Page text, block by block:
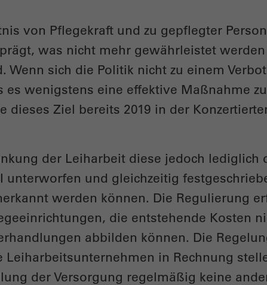
von Pflegekraft und zu gepflegter
was nicht mehr gewährleistet
sich die Politik nicht zu einem
wenigstens eine effektive Maßnahme
Ziel bereits 2019 in der
der Leiharbeit diese jedoch lediglich
unterworfen und gleichzeitig
werden können. Die Regulierung
die entstehende Kosten
abbilden können. Die
in Rechnung
der Versorgung regelmäßig keine